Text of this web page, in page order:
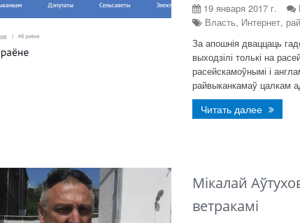
19 января 2017 г.
Власть, Интернет,
За апошнія дваццаць
выходзілі толькі на
расейскамоўнымі і
райвыканкамаў цалкам
Читать далее
Мікалай
ветракамі